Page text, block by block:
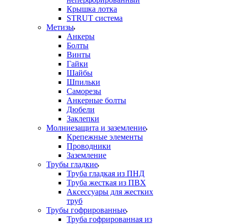
Крышка лотка
STRUT система
Метизы
Анкеры
Болты
Винты
Гайки
Шайбы
Шпильки
Саморезы
Анкерные болты
Дюбели
Заклепки
Молниезащита и заземление
Крепежные элементы
Проводники
Заземление
Трубы гладкие
Труба гладкая из ПНД
Труба жесткая из ПВХ
Аксессуары для жестких
труб
Трубы гофрированные
Труба гофрированная из